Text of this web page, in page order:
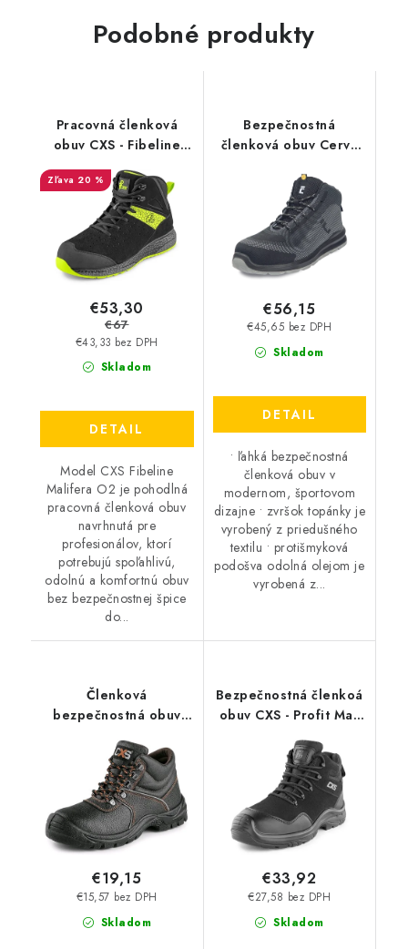
Podobné produkty
Pracovná členková
obuv CXS - Fibeline
Malifera O2 ESD
20 %
Skladom
€43,33 bez DPH
€53,30
€67
DETAIL
Model CXS Fibeline
Malifera O2 je pohodlná
pracovná členková obuv
navrhnutá pre
profesionálov, ktorí
potrebujú spoľahlivú,
odolnú a komfortnú obuv
bez bezpečnostnej špice
do...
Bezpečnostná
členková obuv Cerva
SRC
Skladom
€45,65 bez DPH
€56,15
DETAIL
• ľahká bezpečnostná
členková obuv v
modernom, športovom
dizajne • zvršok topánky je
vyrobený z priedušného
textilu • protišmyková
podošva odolná olejom je
vyrobená z...
Členková
bezpečnostná obuv
Skladom
€15,57 bez DPH
€19,15
Bezpečnostná členkoá
obuv CXS - Profit Max
S1P
Skladom
€27,58 bez DPH
€33,92